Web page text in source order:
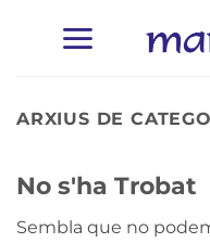
ARXIUS DE
No s'ha Trobat
Sembla que no